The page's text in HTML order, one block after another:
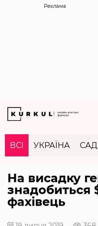
Реклама
ВСІ УКРАЇНА
На висадку
знадобиться
фахівець